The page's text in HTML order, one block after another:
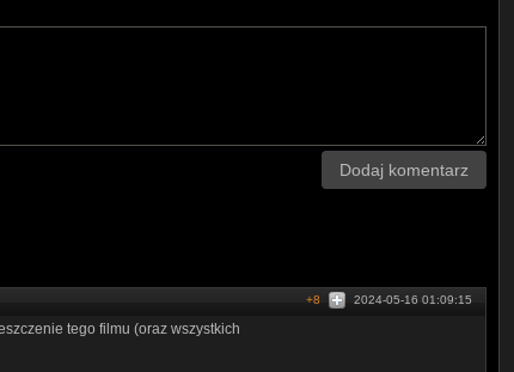
Dodaj komentarz
2024-05-16 01:09:15
+8
tego filmu (oraz wszystkich